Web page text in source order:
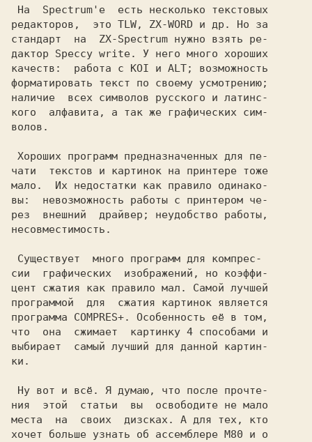
редакторов,  это TLW, ZX-WORD и др. Но за
стандарт  на  ZX-Spectrum нужно взять ре-
дактор Speccy write. У него много хороших
качеств:  работа с KOI и ALT; возможность
форматировать текст по своему усмотрению;
наличие  всех символов русского и латинс-
кого  алфавита, а так же графических сим-
волов.
чати  текстов и картинок на принтере тоже
мало.  Их недостатки как правило одинако-
вы:  невозможность работы с принтером че-
рез  внешний  драйвер; неудобство работы,
несовместимость.
сии  графических  изображений, но коэффи-
цент сжатия как правило мал. Самой лучшей
программой  для  сжатия картинок является
программа COMPRES+. Особенность её в том,
что  она  сжимает  картинку 4 способами и
выбирает  самый лучший для данной картин-
ки.
ния  этой  статьи  вы  освободите не мало
места  на  своих  дизсках. А для тех, кто
хочет больше узнать об ассемблере М80 и о